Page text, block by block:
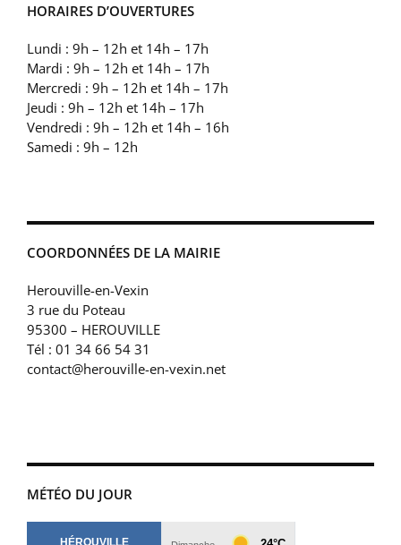
HORAIRES D’OUVERTURES
Lundi : 9h – 12h et 14h – 17h
Mardi : 9h – 12h et 14h – 17h
Mercredi : 9h – 12h et 14h – 17h
Jeudi : 9h – 12h et 14h – 17h
Vendredi : 9h – 12h et 14h – 16h
Samedi : 9h – 12h
COORDONNÉES DE LA MAIRIE
Herouville-en-Vexin
3 rue du Poteau
95300 – HEROUVILLE
Tél : 01 34 66 54 31
contact@herouville-en-vexin.net
MÉTÉO DU JOUR